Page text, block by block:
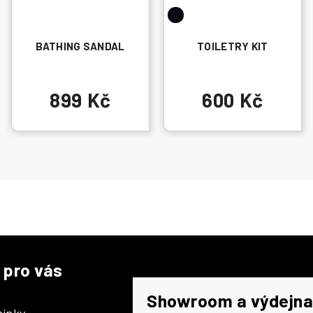
BATHING SANDAL
899 Kč
TOILETRY KIT
600 Kč
vás
Showroom a